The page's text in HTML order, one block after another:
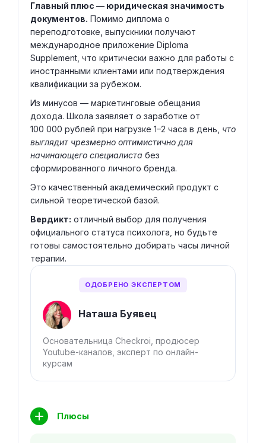
Главный плюс — юридическая значимость
документов. Помимо диплома о
переподготовке, выпускники получают
международное приложение Diploma
Supplement, что критически важно для работы с
иностранными клиентами или подтверждения
квалификации за рубежом.
Из минусов — маркетинговые обещания
дохода. Школа заявляет о заработке от
100 000 рублей при нагрузке 1–2 часа в день, что
выглядит чрезмерно оптимистично для
начинающего специалиста без
сформированного личного бренда.
Это качественный академический продукт с
сильной теоретической базой.
Вердикт: отличный выбор для получения
официального статуса психолога, но будьте
готовы самостоятельно добирать часы личной
терапии.
ОДОБРЕНО ЭКСПЕРТОМ
Наташа Буявец
Основательница Checkroi, продюсер
Youtube-каналов, эксперт по онлайн-
курсам
Плюсы